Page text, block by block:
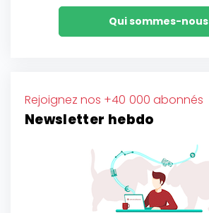
Qui sommes-nous
Rejoignez nos +40 000 abonnés
Newsletter hebdo